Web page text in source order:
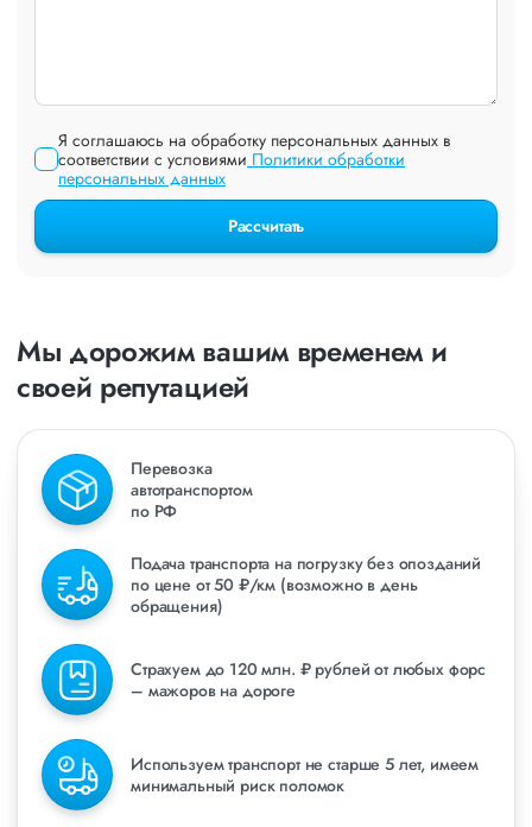
Я соглашаюсь на обработку персональных данных в
соответствии с условиями Политики обработки
персональных данных
Рассчитать
Мы дорожим вашим временем и
своей репутацией
Перевозка
автотранспортом
по РФ
Подача транспорта на погрузку без опозданий
по цене от 50 ₽/км (возможно в день
обращения)
Страхуем до 120 млн. ₽ рублей от любых форс
– мажоров на дороге
Используем транспорт не старше 5 лет, имеем
минимальный риск поломок